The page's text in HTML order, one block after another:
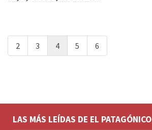
2 3 4 5 6
LAS MÁS LEÍDAS DE EL PATAGÓNICO